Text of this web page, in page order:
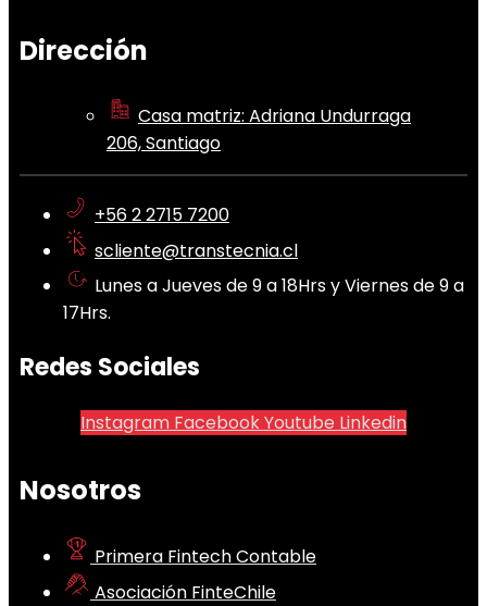
Dirección
Casa matriz: Adriana Undurraga
206, Santiago
+56 2 2715 7200
scliente@transtecnia.cl
Lunes a Jueves de 9 a 18Hrs y Viernes de 9 a
17Hrs.
Redes Sociales
Instagram FacebookYoutube Linkedin
Nosotros
Primera Fintech Contable
Asociación FinteChile